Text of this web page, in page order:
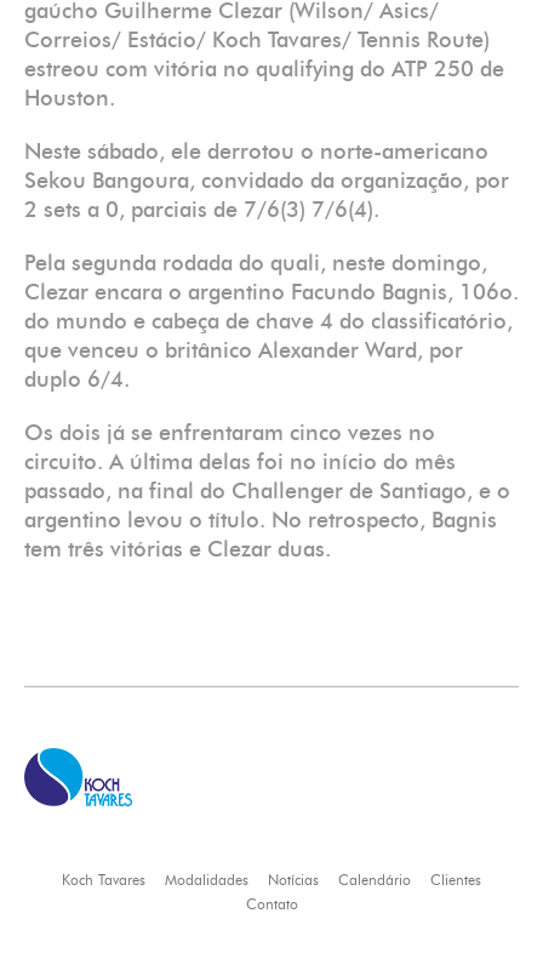
gaúcho Guilherme Clezar (Wilson/ Asics/
Correios/ Estácio/ Koch Tavares/ Tennis Route)
estreou com vitória no qualifying do ATP 250 de
Houston.
Neste sábado, ele derrotou o norte-americano
Sekou Bangoura, convidado da organização, por
2 sets a 0, parciais de 7/6(3) 7/6(4).
Pela segunda rodada do quali, neste domingo,
Clezar encara o argentino Facundo Bagnis, 106o.
do mundo e cabeça de chave 4 do classificatório,
que venceu o britânico Alexander Ward, por
duplo 6/4.
Os dois já se enfrentaram cinco vezes no
circuito. A última delas foi no início do mês
passado, na final do Challenger de Santiago, e o
argentino levou o título. No retrospecto, Bagnis
tem três vitórias e Clezar duas.
Koch Tavares Modalidades Notícias Calendário
Clientes
Contato